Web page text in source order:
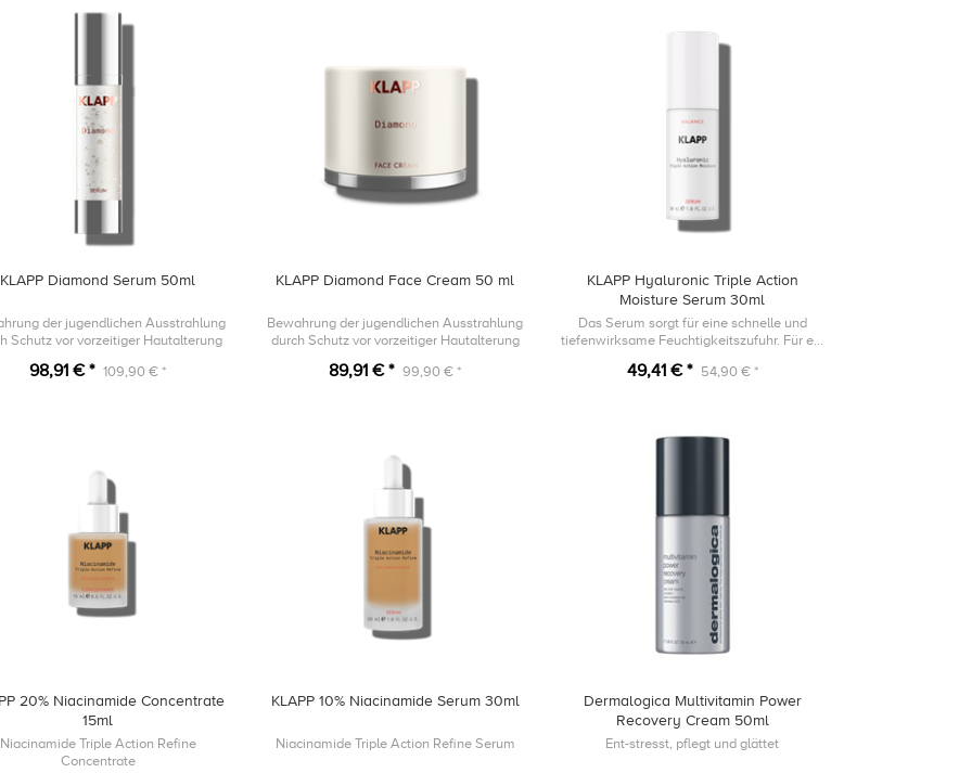
KLAPP Diamond Serum 50ml
der jugendlichen Ausstrahlung
Schutz vor vorzeitiger Hautalterung
98,91 € * 109,90 € *
KLAPP Diamond Face Cream 50 ml
Bewahrung der jugendlichen Ausstrahlung
durch Schutz vor vorzeitiger Hautalterung
89,91 € * 99,90 € *
KLAPP Hyaluronic Triple Action
Moisture Serum 30ml
Das Serum sorgt für eine schnelle und
tiefenwirksame Feuchtigkeitszufuhr. Für ein
natürlichen Glow.
49,41 € * 54,90 € *
20% Niacinamide Concentrate
15ml
Niacinamide Triple Action Refine
Concentrate
KLAPP 10% Niacinamide Serum 30ml
Niacinamide Triple Action Refine Serum
Dermalogica Multivitamin Power
Recovery Cream 50ml
Ent-stresst, pflegt und glättet